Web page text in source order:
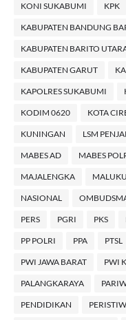
KONI SUKABUMI KPK
KABUPATEN BANDUNG
KABUPATEN BARITO
KABUPATEN GARUT
KAPOLRES SUKABUMI
KODIM 0620 KOTA
KUNINGAN LSM
MABES AD MABES
MAJALENGKA MALUKU
NASIONAL
PERS PGRI PKS
PP POLRI PPA PTSL
PWI JAWA BARAT PWI
PALANGKARAYA
PENDIDIKAN